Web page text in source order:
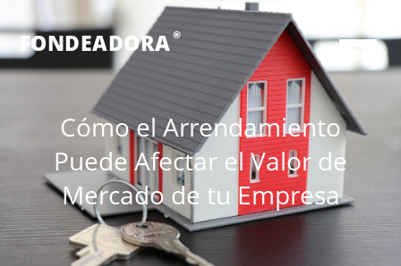
FONDEADORA ®
Cómo el Arrendamiento
Puede Afectar el Valor de
Mercado de tu Empresa